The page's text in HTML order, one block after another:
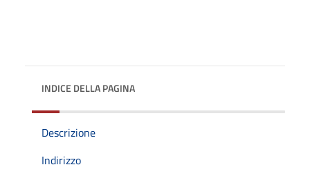
INDICE DELLA PAGINA
Descrizione
Indirizzo